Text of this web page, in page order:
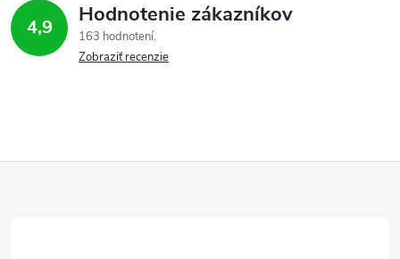
4,9 Hodnotenie zákazníkov
163 hodnotení
Zobraziť recenzie